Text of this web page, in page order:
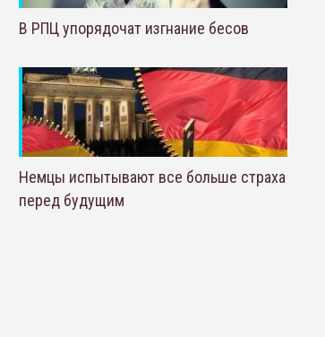
В РПЦ упорядочат изгнание бесов
Немцы испытывают все больше страха
перед будущим